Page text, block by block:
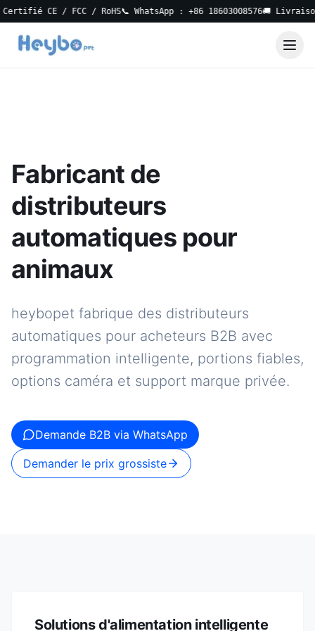
CE / FCC / RoHS📞 WhatsApp : +86 18603008576🚚 Livraison
Fabricant de
distributeurs
automatiques pour
animaux
heybopet fabrique des distributeurs
automatiques pour acheteurs B2B avec
programmation intelligente, portions fiables,
options caméra et support marque privée.
Demande B2B via WhatsApp
Demander le prix grossiste
Solutions d'alimentation intelligente